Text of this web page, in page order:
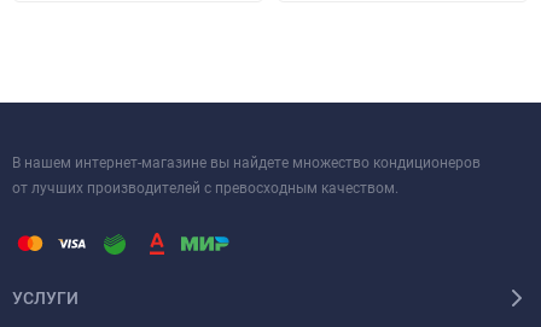
В нашем интернет-магазине вы найдете множество кондиционеров
от лучших производителей с превосходным качеством.
УСЛУГИ